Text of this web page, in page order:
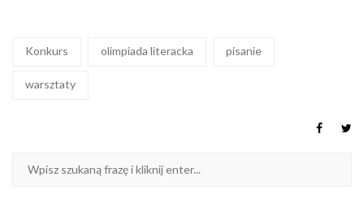
Konkurs olimpiada literacka pisanie
warsztaty